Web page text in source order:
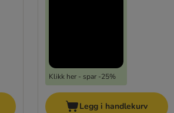
Klikk her - spar -25%
Legg i handlekurv